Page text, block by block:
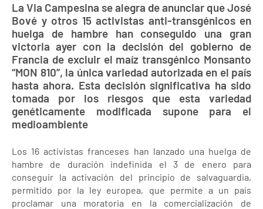
La Via Campesina se alegra de anunciar que José
Bové y otros 15 activistas anti-transgénicos en
huelga de hambre han conseguido una gran
victoria ayer con la decisión del gobierno de
Francia de excluir el maíz transgénico Monsanto
“MON 810”, la única variedad autorizada en el país
hasta ahora. Esta decisión significativa ha sido
tomada por los riesgos que esta variedad
genéticamente modificada supone para el
medioambiente
Los 16 activistas franceses han lanzado una huelga de
hambre de duración indefinida el 3 de enero para
conseguir la activación del principio de salvaguardia,
permitido por la ley europea, que permite a un país
proclamar una moratoria en la comercialización de